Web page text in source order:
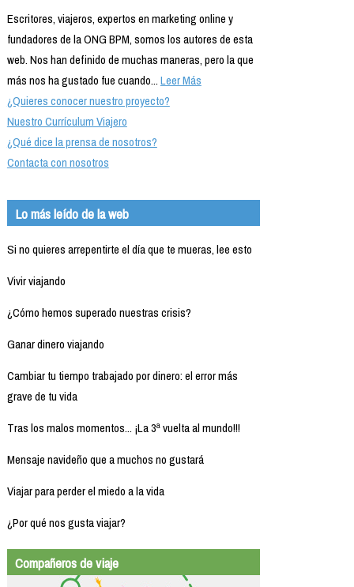
Escritores, viajeros, expertos en marketing online y
fundadores de la ONG BPM, somos los autores de esta
web. Nos han definido de muchas maneras, pero la que
más nos ha gustado fue cuando...Leer Más
¿Quieres conocer nuestro proyecto?
Nuestro Currículum Viajero
¿Qué dice la prensa de nosotros?
Contacta con nosotros
Lo más leído de la web
Si no quieres arrepentirte el día que te mueras, lee esto
Vivir viajando
¿Cómo hemos superado nuestras crisis?
Ganar dinero viajando
Cambiar tu tiempo trabajado por dinero: el error más
grave de tu vida
Tras los malos momentos... ¡La 3ª vuelta al mundo!!!
Mensaje navideño que a muchos no gustará
Viajar para perder el miedo a la vida
¿Por qué nos gusta viajar?
Compañeros de viaje